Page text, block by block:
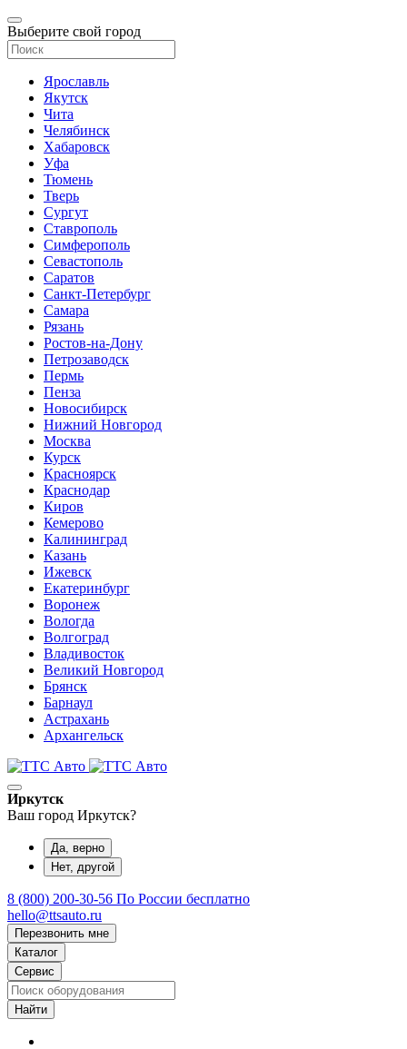
Выберите свой город
Ярославль
Якутск
Чита
Челябинск
Хабаровск
Уфа
Тюмень
Тверь
Сургут
Ставрополь
Симферополь
Севастополь
Саратов
Санкт-Петербург
Самара
Рязань
Ростов-на-Дону
Петрозаводск
Пермь
Пенза
Новосибирск
Нижний Новгород
Москва
Курск
Красноярск
Краснодар
Киров
Кемерово
Калининград
Казань
Ижевск
Екатеринбург
Воронеж
Вологда
Волгоград
Владивосток
Великий Новгород
Брянск
Барнаул
Астрахань
Архангельск
Иркутск
Ваш город Иркутск?
Да, верно
Нет, другой
8 (800) 200-30-56 По России бесплатно
hello@ttsauto.ru
Перезвонить мне
Каталог
Сервис